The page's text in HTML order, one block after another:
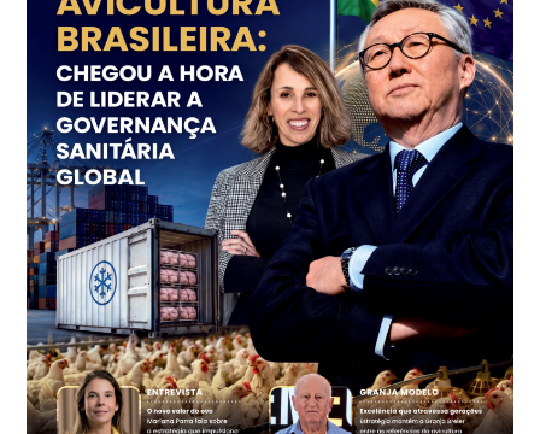
Grande São Paulo (SP)
R$ 153,38
cx
Ovo Vermelho - Regional
Vermelho
R$ 156,33
cx
Ovo Branco - Regional
Bastos (SP)
R$ 134,40
cx
Ovo Vermelho - Regional
Bastos (SP)
R$ 146,71